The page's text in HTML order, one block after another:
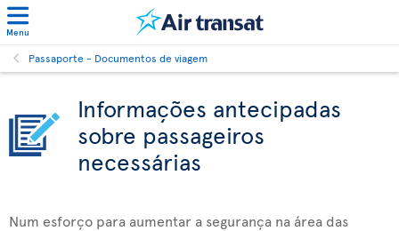
Menu
Passaporte - Documentos de viagem
Informações antecipadas
sobre passageiros
necessárias
Num esforço para aumentar a segurança na área das